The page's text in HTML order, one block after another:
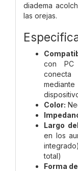
diadema
las orejas.
con PC
Color:
Largo
en los
total)
Forma